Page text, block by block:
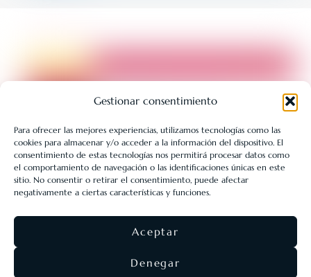
Gestionar consentimiento
Para ofrecer las mejores experiencias, utilizamos tecnologías como las
cookies para almacenar y/o acceder a la información del dispositivo. El
consentimiento de estas tecnologías nos permitirá procesar datos como
el comportamiento de navegación o las identificaciones únicas en este
sitio. No consentir o retirar el consentimiento, puede afectar
negativamente a ciertas características y funciones.
Aceptar
Denegar
LIBRERÍA UNIVERSITARIA LEÓN 1980 SLL ha sido beneficiaria
de Fondos Europeos, cuyo objetivo es la mejora de la
competitividad de las PYMES, y gracias al cual ha puesto en
marcha un Plan de Acción con el objetivo de reforzar la
digitalización y la competitividad de las pymes durante el año
2025. Para ello ha contado con el apoyo del Programa Pyme
Digital de la Cámara de Comercio de León.